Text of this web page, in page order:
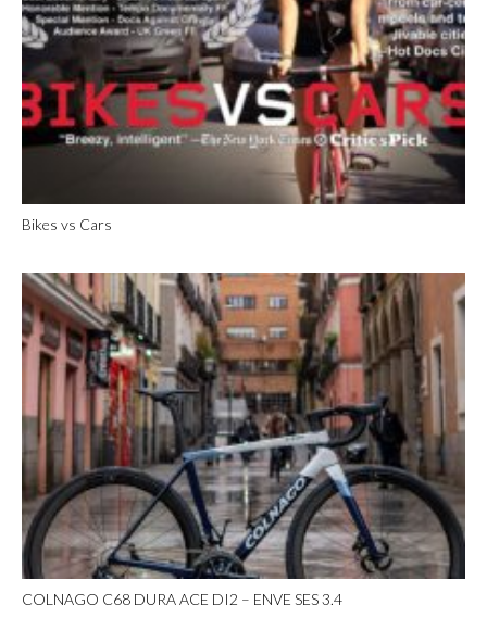
Bikes vs Cars
COLNAGO C68 DURA ACE DI2 – ENVE SES 3.4